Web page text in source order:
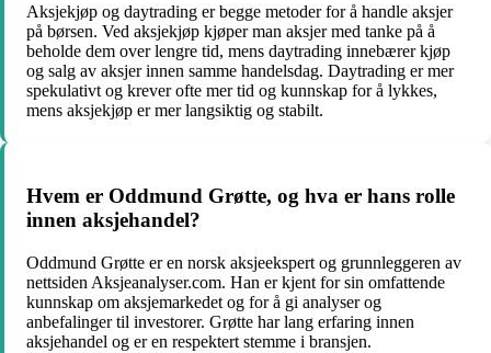
Aksjekjøp og daytrading er begge metoder for å handle aksjer
på børsen. Ved aksjekjøp kjøper man aksjer med tanke på å
beholde dem over lengre tid, mens daytrading innebærer kjøp
og salg av aksjer innen samme handelsdag. Daytrading er mer
spekulativt og krever ofte mer tid og kunnskap for å lykkes,
mens aksjekjøp er mer langsiktig og stabilt.
Hvem er Oddmund Grøtte, og hva er hans rolle
innen aksjehandel?
Oddmund Grøtte er en norsk aksjeekspert og grunnleggeren av
nettsiden Aksjeanalyser.com. Han er kjent for sin omfattende
kunnskap om aksjemarkedet og for å gi analyser og
anbefalinger til investorer. Grøtte har lang erfaring innen
aksjehandel og er en respektert stemme i bransjen.